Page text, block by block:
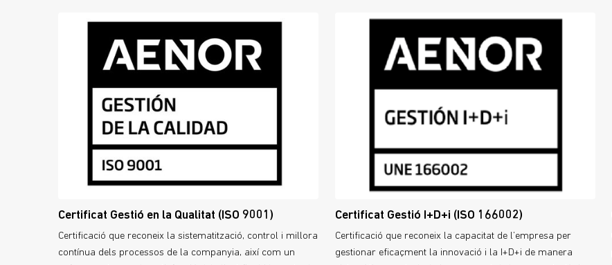
Certificat Gestió en la Qualitat (ISO 9001)
Certificació que reconeix la sistematització, control i millora
contínua dels processos de la companyia, així com un
Certificat Gestió I+D+i (ISO 166002)
Certificació que reconeix la capacitat de l’empresa per
gestionar eficaçment la innovació i la I+D+i de manera